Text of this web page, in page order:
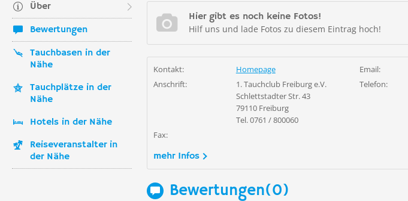
Über
Bewertungen
Tauchbasen in der
Nähe
Tauchplätze in der
Nähe
Hotels in der Nähe
Reiseveranstalter in
der Nähe
Hier gibt es noch keine Fotos!
Hilf uns und lade Fotos zu diesem Eintrag hoch!
Kontakt: Homepage
Email:
Anschrift:
1. Tauchclub Freiburg e.V.
Schlettstadter Str. 43
79110 Freiburg
Tel. 0761 / 800060
Telefon:
Fax:
mehr Infos
Bewertungen(0)